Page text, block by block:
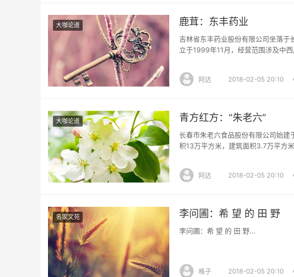
大咖论道 鹿茸：东丰药业
吉林省东丰药业股份有限公司坐落于
立于1999年11月，经营范围涉及中
面积6万平方米。公司整体通过GMP
药保护品种为主的173个国药品准字
阿达 2018-02-05 20:10
大咖论道 青方红方：“朱老六”
长春市朱老六食品股份有限公司始
积13万平方米，建筑面积3.7万平方
荣获吉林名牌、吉林省著名商标、
名优特农产品、放心调味品生产企业
阿达 2018-02-05 20:10
名家文苑 李问圃：希 望 的 田 野
李问圃：希 望 的 田 野...
格子 2018-02-05 20:10